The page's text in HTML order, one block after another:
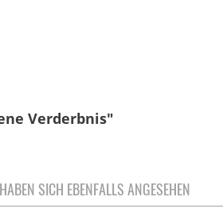
Verderbnis"
SICH EBENFALLS ANGESEHEN